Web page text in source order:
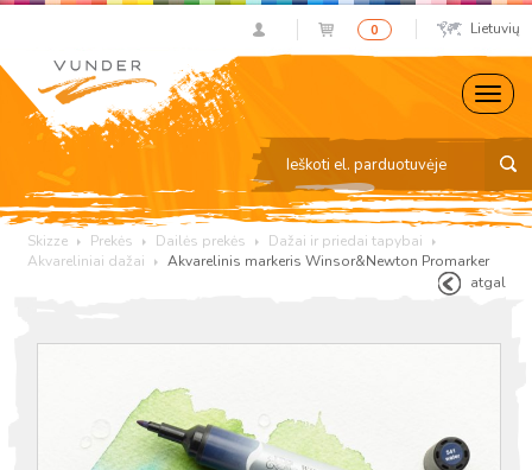
0 Lietuvių
Skizze Prekės Dailės prekės
Dažai ir priedai tapybai
Akvareliniai dažai
Akvarelinis markeris Winsor&Newton Promarker
atgal